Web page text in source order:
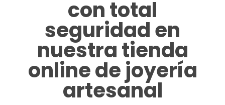
con total
seguridad en
nuestra tienda
online de joyería
artesanal